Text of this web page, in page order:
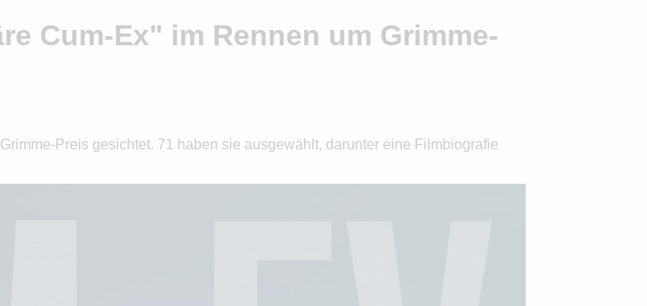
Cum-Ex" im Rennen um Grimme-
Preis gesichtet. 71 haben sie ausgewählt, darunter eine Filmbiografie